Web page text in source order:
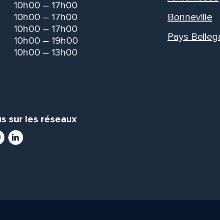
10h00 – 17h00
10h00 – 17h00
10h00 – 17h00
10h00 – 19h00
10h00 – 13h00
sur les réseaux
LinkedIn
Bonneville
Pays